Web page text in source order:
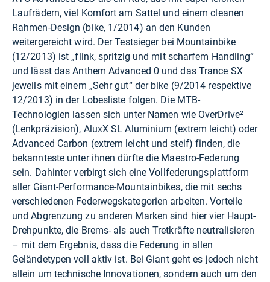
Laufrädern, viel Komfort am Sattel und einem cleanen
Rahmen-Design (bike, 1/2014) an den Kunden
weitergereicht wird. Der Testsieger bei Mountainbike
(12/2013) ist „flink, spritzig und mit scharfem Handling“
und lässt das Anthem Advanced 0 und das Trance SX
jeweils mit einem „Sehr gut“ der bike (9/2014 respektive
12/2013) in der Lobesliste folgen. Die MTB-
Technologien lassen sich unter Namen wie OverDrive²
(Lenkpräzision), AluxX SL Aluminium (extrem leicht) oder
Advanced Carbon (extrem leicht und steif) finden, die
bekannteste unter ihnen dürfte die Maestro-Federung
sein. Dahinter verbirgt sich eine Vollfederungsplattform
aller Giant-Performance-Mountainbikes, die mit sechs
verschiedenen Federwegskategorien arbeiten. Vorteile
und Abgrenzung zu anderen Marken sind hier vier Haupt-
Drehpunkte, die Brems- als auch Tretkräfte neutralisieren
– mit dem Ergebnis, dass die Federung in allen
Geländetypen voll aktiv ist. Bei Giant geht es jedoch nicht
allein um technische Innovationen, sondern auch um den